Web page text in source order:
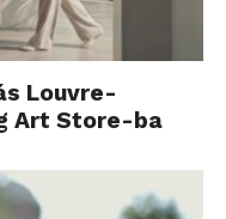
Louvre-
Art Store-ba